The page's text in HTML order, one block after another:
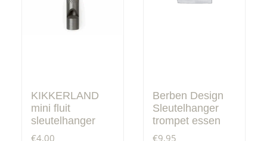
KIKKERLAND
mini fluit
sleutelhanger
€4,00
Berben Design
Sleutelhanger
trompet essen
€9,95